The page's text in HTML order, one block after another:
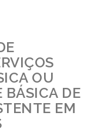
OU
BÁSICA DE
EM